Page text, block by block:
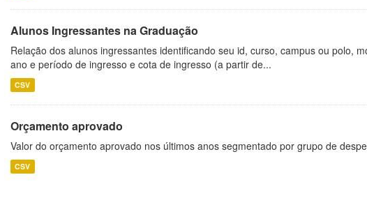
Alunos Ingressantes na Graduação
Relação dos alunos ingressantes identificando seu id, curso, campus ou polo,
ano e período de ingresso e cota de ingresso (a partir de...
CSV
Orçamento aprovado
Valor do orçamento aprovado nos últimos anos segmentado por grupo de
CSV